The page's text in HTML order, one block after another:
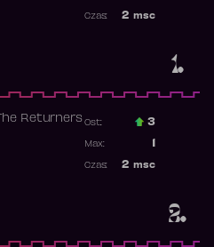
1.
2 msc
Czas:
2.
The Returners Ost.: 3
Max:
2 msc
Czas: